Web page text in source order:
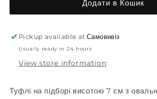
Додати в Кошик
Pickup available atСамовивіз
Usually ready in 24 hours
View store information
Туфлі на підборі висотою 7 см з